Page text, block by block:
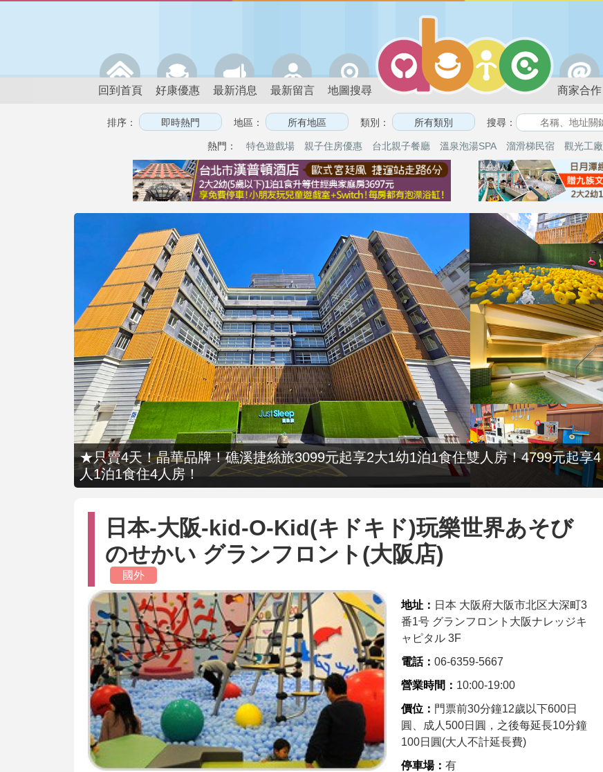
回到首頁 好康優惠 最新消息 最新留言 地圖搜尋 商家合作
排序： 地區： 類別： 搜尋：
熱門： 特色遊戲場 親子住房優惠 台北親子餐廳 溫泉泡湯SPA 溜滑梯民宿 觀光工廠
★只賣4天！晶華品牌！礁溪捷絲旅3099元起享2大1幼1泊1食住雙人房！4799元起享4
人1泊1食住4人房！
日本-大阪-kid-O-Kid(キドキド)玩樂世界あそび
のせかい グランフロント(大阪店)
國外
地址： 日本 大阪府大阪市北区大深町3
番1号 グランフロント大阪ナレッジキ
ャピタル 3F
電話：06-6359-5667
營業時間： 10:00-19:00
價位： 門票前30分鐘12歲以下600日
圓、成人500日圓，之後每延長10分鐘
100日圓(大人不計延長費)
停車場：有